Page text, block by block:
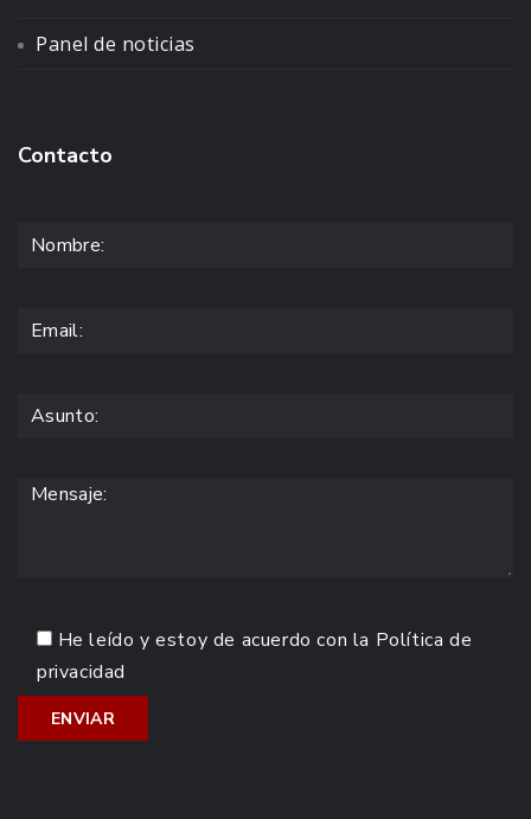
Panel de noticias
Contacto
He leído y estoy de acuerdo con la Política de
privacidad